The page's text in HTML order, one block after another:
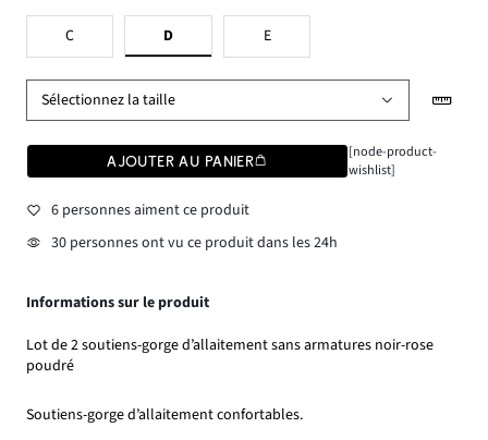
C D E
Sélectionnez la taille
AJOUTER AU PANIER
[node-product-
wishlist]
6 personnes aiment ce produit
30 personnes ont vu ce produit dans les 24h
Informations sur le produit
Lot de 2 soutiens-gorge d’allaitement sans armatures noir-rose
poudré
Soutiens-gorge d’allaitement confortables.